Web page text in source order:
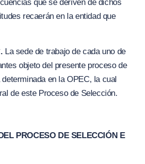
que se deriven de dichos
recaerán en la entidad que
La sede de trabajo de cada uno de
objeto del presente proceso de
en la OPEC, la cual
de este Proceso de Selección.
PROCESO DE SELECCIÓN E